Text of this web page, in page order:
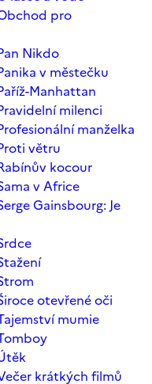
pro
Nikdo
v městečku
Manhattan
milenci
manželka
větru
kocour
v Africe
Gainsbourg: Je
otevřené oči
mumie
krátkých filmů